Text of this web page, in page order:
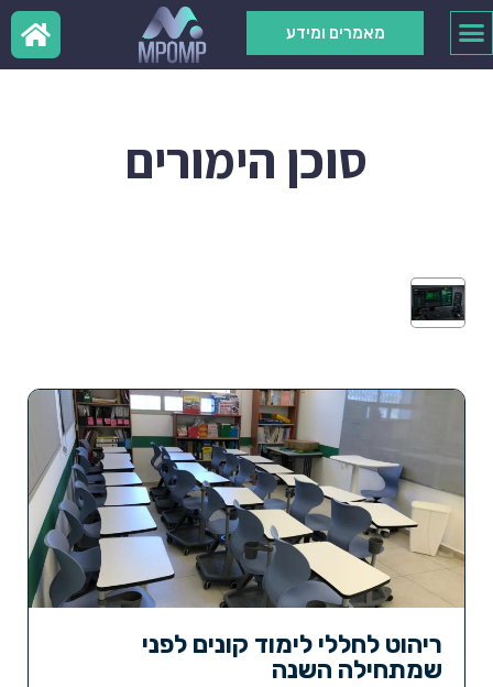
מאמרים ומידע
סוכן הימורים
ריהוט לחללי לימוד קונים לפני
שמתחילה השנה